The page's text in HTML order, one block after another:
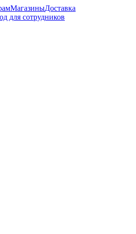
МагазиныДоставка
для сотрудников